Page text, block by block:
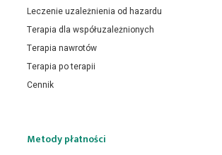
Leczenie uzależnienia od hazardu
Terapia dla współuzależnionych
Terapia nawrotów
Terapia po terapii
Cennik
Metody płatności